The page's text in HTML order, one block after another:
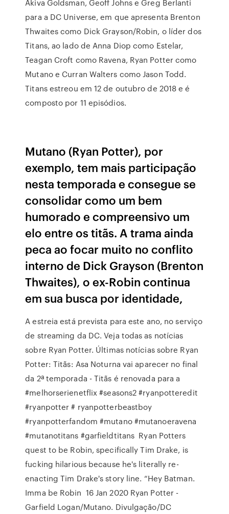
Akiva Goldsman, Geoff Johns e Greg Berlanti
para a DC Universe, em que apresenta Brenton
Thwaites como Dick Grayson/Robin, o líder dos
Titans, ao lado de Anna Diop como Estelar,
Teagan Croft como Ravena, Ryan Potter como
Mutano e Curran Walters como Jason Todd.
Titans estreou em 12 de outubro de 2018 e é
composto por 11 episódios.
Mutano (Ryan Potter), por
exemplo, tem mais participação
nesta temporada e consegue se
consolidar como um bem
humorado e compreensivo um
elo entre os titãs. A trama ainda
peca ao focar muito no conflito
interno de Dick Grayson (Brenton
Thwaites), o ex-Robin continua
em sua busca por identidade,
A estreia está prevista para este ano, no serviço
de streaming da DC. Veja todas as notícias
sobre Ryan Potter. Últimas notícias sobre Ryan
Potter: Titãs: Asa Noturna vai aparecer no final
da 2ª temporada - Titãs é renovada para a
#melhorserienetflix #seasons2 #ryanpotteredit
#ryanpotter # ryanpotterbeastboy
#ryanpotterfandom #mutano #mutanoeravena
#mutanotitans #garfieldtitans Ryan Potters
quest to be Robin, specifically Tim Drake, is
fucking hilarious because he's literally re-
enacting Tim Drake's story line. “Hey Batman.
Imma be Robin 16 Jan 2020 Ryan Potter -
Garfield Logan/Mutano. Divulgação/DC